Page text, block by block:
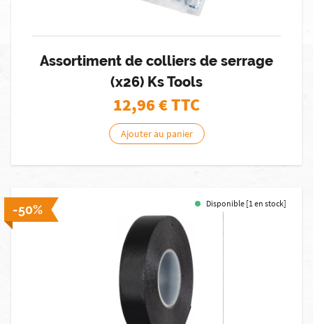
Assortiment de colliers de serrage
(x26) Ks Tools
12,96€ TTC
Ajouter au panier
-50% Disponible [1 en stock]